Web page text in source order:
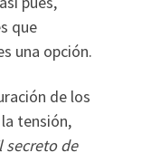
que
una opción.
de los
tensión,
secreto de